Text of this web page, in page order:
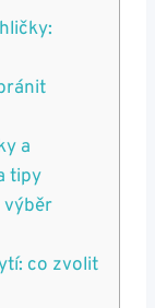
a
tipy
⁣výběr
co zvolit